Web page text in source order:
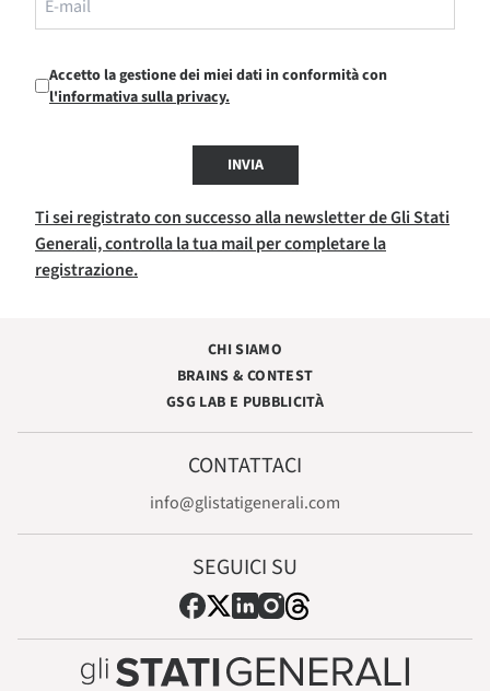
Accetto la gestione dei miei dati in conformità con
l'informativa sulla privacy.
INVIA
Ti sei registrato con successo alla newsletter de Gli Stati
Generali, controlla la tua mail per completare la
registrazione.
CHI SIAMO
BRAINS & CONTEST
GSG LAB E PUBBLICITÀ
CONTATTACI
info@glistatigenerali.com
SEGUICI SU